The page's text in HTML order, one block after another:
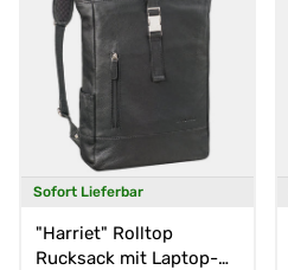
Sofort Lieferbar
"Harriet" Rolltop
Rucksack mit Laptop-